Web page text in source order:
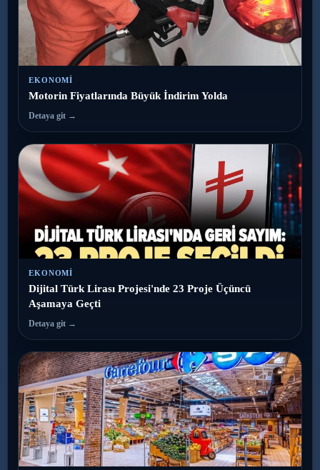
EKONOMI
Motorin Fiyatlarında Büyük İndirim Yolda
Detaya git →
EKONOMI
Dijital Türk Lirası Projesi'nde 23 Proje Üçüncü
Aşamaya Geçti
Detaya git →